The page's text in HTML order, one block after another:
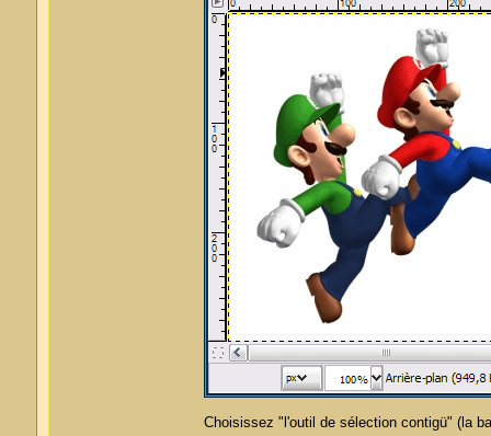
Choisissez "l'outil de sélection contigü" (la